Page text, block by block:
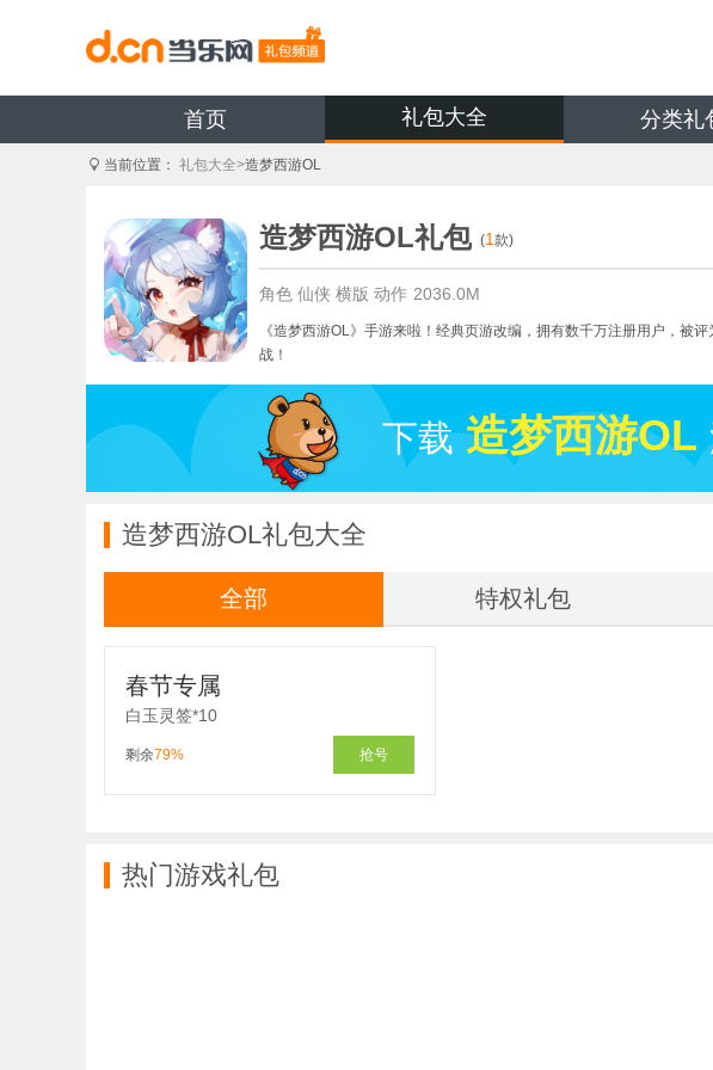
首页 礼包大全 分类礼
当前位置： 礼包大全>造梦西游OL
造梦西游OL礼包 (1 款)
角色 仙侠 横版 动作 2036.0M
《造梦西游OL》手游来啦！经典页游改编，拥有数千万注册用户，被
战！
下载 造梦西游OL
造梦西游OL礼包大全
全部 特权礼包
春节专属
白玉灵签*10
抢号
剩余79%
热门游戏礼包